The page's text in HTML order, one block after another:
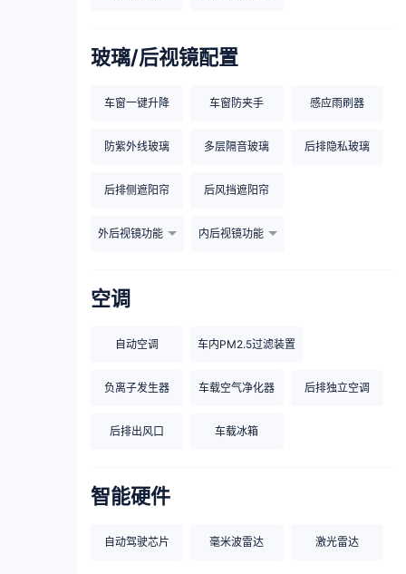
玻璃/后视镜配置
车窗一键升降 车窗防夹手 感应雨刷器
防紫外线玻璃 多层隔音玻璃 后排隐私玻璃
后排侧遮阳帘 后风挡遮阳帘
外后视镜功能 内后视镜功能
空调
自动空调 车内PM2.5过滤装置
负离子发生器 车载空气净化器 后排独立空调
后排出风口 车载冰箱
智能硬件
自动驾驶芯片 毫米波雷达 激光雷达